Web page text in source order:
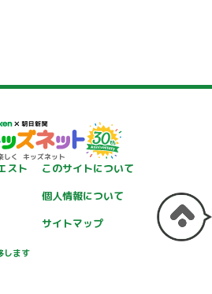
スト
このサイトについて
個人情報について
します
サイトマップ